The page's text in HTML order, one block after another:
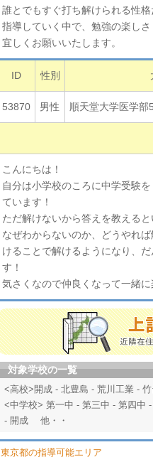
誰とでもすぐ打ち解けられる性格
指導していく中で、勉強の楽し
宜しくお願いいたします。
ID 性別
53870 男性 順天堂大学医学部
こんにちは！
自分は小学校のころに中学受験
ています！
ただ解けないから答えを教える
なぜわからないのか、どうやれ
けることで解けるようになり、
す！
気さくなので仲良くなって一緒
対象学校の一覧
<高校>開成 - 北豊島 - 荒川工業 -
<中学校> 第一中 - 第三中 - 第四中
- 開成 他・・
東京都の指導可能エリア